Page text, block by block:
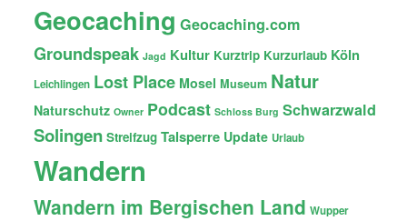
Geocaching Geocaching.com
Groundspeak Jagd Kultur Kurztrip Kurzurlaub Köln
Leichlingen Lost Place Mosel Museum Natur
Naturschutz Owner Podcast Schloss Burg Schwarzwald
Solingen Streifzug Talsperre Update Urlaub
Wandern
Wandern im Bergischen Land Wupper